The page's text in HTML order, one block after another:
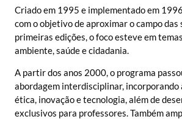
Criado em 1995 e implementado em
com o objetivo de aproximar o campo das
primeiras edições, o foco esteve em
ambiente, saúde e cidadania.
A partir dos anos 2000, o programa
abordagem interdisciplinar, incorporando
ética, inovação e tecnologia, além de
exclusivos para professores. Também